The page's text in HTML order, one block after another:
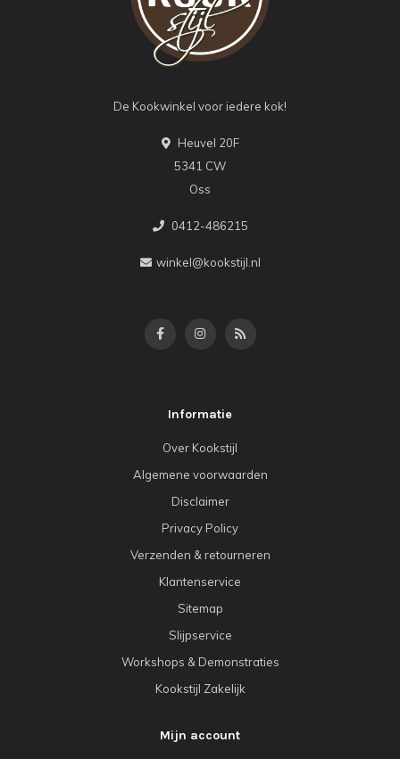
De Kookwinkel voor iedere kok!
Heuvel 20F
5341 CW
Oss
0412-486215
winkel@kookstijl.nl
Informatie
Over Kookstijl
Algemene voorwaarden
Disclaimer
Privacy Policy
Verzenden & retourneren
Klantenservice
Sitemap
Slijpservice
Workshops & Demonstraties
Kookstijl Zakelijk
Mijn account